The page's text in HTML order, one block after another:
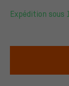
Expédition